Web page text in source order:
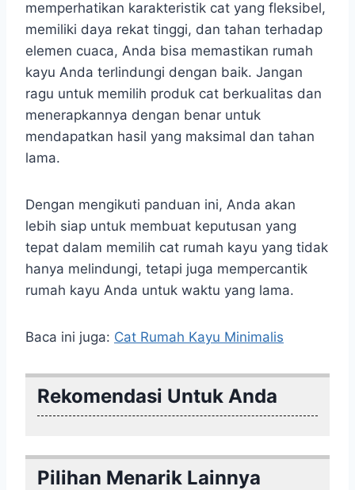
memperhatikan karakteristik cat yang fleksibel,
memiliki daya rekat tinggi, dan tahan terhadap
elemen cuaca, Anda bisa memastikan rumah
kayu Anda terlindungi dengan baik. Jangan
ragu untuk memilih produk cat berkualitas dan
menerapkannya dengan benar untuk
mendapatkan hasil yang maksimal dan tahan
lama.
Dengan mengikuti panduan ini, Anda akan
lebih siap untuk membuat keputusan yang
tepat dalam memilih cat rumah kayu yang tidak
hanya melindungi, tetapi juga mempercantik
rumah kayu Anda untuk waktu yang lama.
Baca ini juga: Cat Rumah Kayu Minimalis
Rekomendasi Untuk Anda
Pilihan Menarik Lainnya